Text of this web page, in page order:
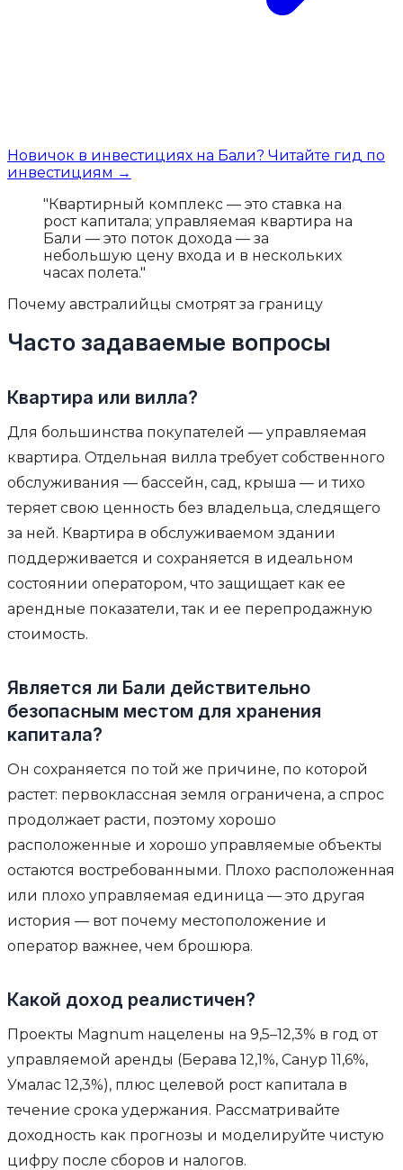
Новичок в инвестициях на Бали? Читайте гид по
инвестициям →
"Квартирный комплекс — это ставка на
рост капитала; управляемая квартира на
Бали — это поток дохода — за
небольшую цену входа и в нескольких
часах полета."
Почему австралийцы смотрят за границу
Часто задаваемые вопросы
Квартира или вилла?
Для большинства покупателей — управляемая
квартира. Отдельная вилла требует собственного
обслуживания — бассейн, сад, крыша — и тихо
теряет свою ценность без владельца, следящего
за ней. Квартира в обслуживаемом здании
поддерживается и сохраняется в идеальном
состоянии оператором, что защищает как ее
арендные показатели, так и ее перепродажную
стоимость.
Является ли Бали действительно
безопасным местом для хранения
капитала?
Он сохраняется по той же причине, по которой
растет: первоклассная земля ограничена, а спрос
продолжает расти, поэтому хорошо
расположенные и хорошо управляемые объекты
остаются востребованными. Плохо расположенная
или плохо управляемая единица — это другая
история — вот почему местоположение и
оператор важнее, чем брошюра.
Какой доход реалистичен?
Проекты Magnum нацелены на 9,5–12,3% в год от
управляемой аренды (Берава 12,1%, Санур 11,6%,
Умалас 12,3%), плюс целевой рост капитала в
течение срока удержания. Рассматривайте
доходность как прогнозы и моделируйте чистую
цифру после сборов и налогов.